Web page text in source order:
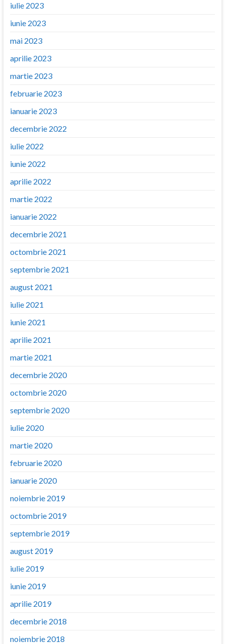
iulie 2023
iunie 2023
mai 2023
aprilie 2023
martie 2023
februarie 2023
ianuarie 2023
decembrie 2022
iulie 2022
iunie 2022
aprilie 2022
martie 2022
ianuarie 2022
decembrie 2021
octombrie 2021
septembrie 2021
august 2021
iulie 2021
iunie 2021
aprilie 2021
martie 2021
decembrie 2020
octombrie 2020
septembrie 2020
iulie 2020
martie 2020
februarie 2020
ianuarie 2020
noiembrie 2019
octombrie 2019
septembrie 2019
august 2019
iulie 2019
iunie 2019
aprilie 2019
decembrie 2018
noiembrie 2018